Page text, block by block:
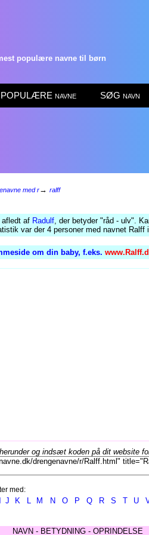
populære navne til børn
POPULÆRE navne SØG navn
med r→ ralff
af Radulf, der betyder "råd - ulv".
var der 4 personer med navnet Ralff
om din baby, f.eks.
og indsæt koden på dit website
med:
J K L M N O P Q R S T U
NAVN - BETYDNING - OPRINDELSE